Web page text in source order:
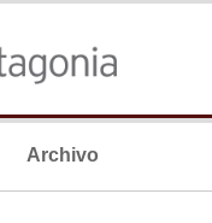
Archivo